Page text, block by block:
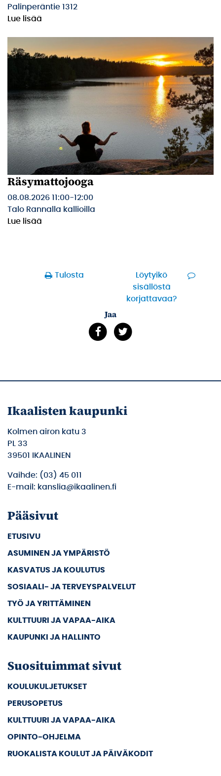
Palinperäntie 1312
Lue lisää
Räsymattojooga
08.08.2026 11:00-12:00
Talo Rannalla kallioilla
Lue lisää
Tulosta
Löytyikö
sisällöstä
korjattavaa?
Jaa
Ikaalisten kaupunki
Kolmen airon katu 3
PL 33
39501 IKAALINEN
Vaihde: (03) 45 011
E-mail: kanslia@ikaalinen.fi
Pääsivut
ETUSIVU
ASUMINEN JA YMPÄRISTÖ
KASVATUS JA KOULUTUS
SOSIAALI- JA TERVEYSPALVELUT
TYÖ JA YRITTÄMINEN
KULTTUURI JA VAPAA-AIKA
KAUPUNKI JA HALLINTO
Suosituimmat sivut
KOULUKULJETUKSET
PERUSOPETUS
KULTTUURI JA VAPAA-AIKA
OPINTO-OHJELMA
RUOKALISTA KOULUT JA PÄIVÄKODIT